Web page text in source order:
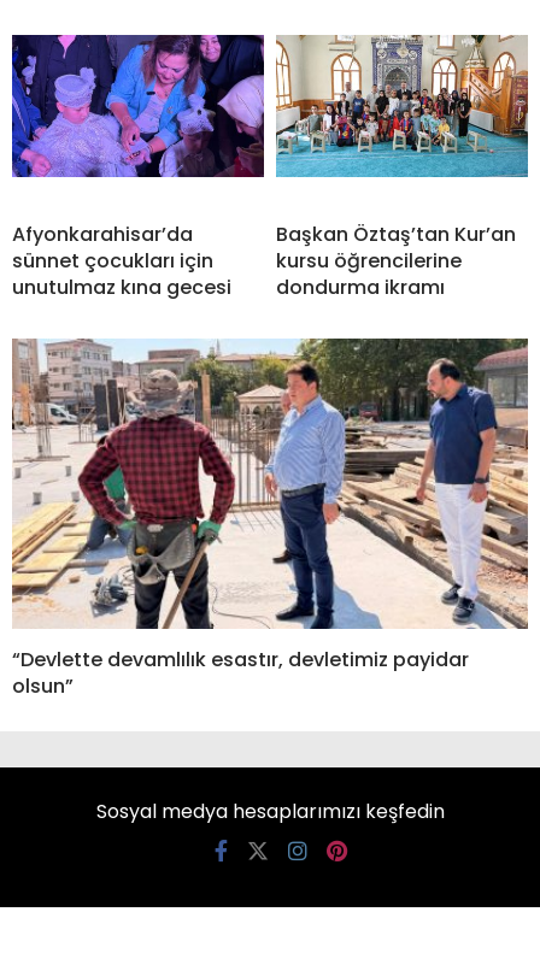
Afyonkarahisar’da
sünnet çocukları için
unutulmaz kına gecesi
Başkan Öztaş’tan Kur’an
kursu öğrencilerine
dondurma ikramı
“Devlette devamlılık esastır, devletimiz payidar
olsun”
Sosyal medya hesaplarımızı keşfedin